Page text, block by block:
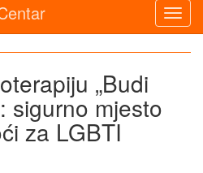
„Budi
sigurno mjesto
za LGBTI